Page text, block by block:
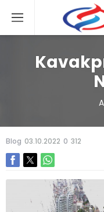
Blog 03.10.2022 0 312